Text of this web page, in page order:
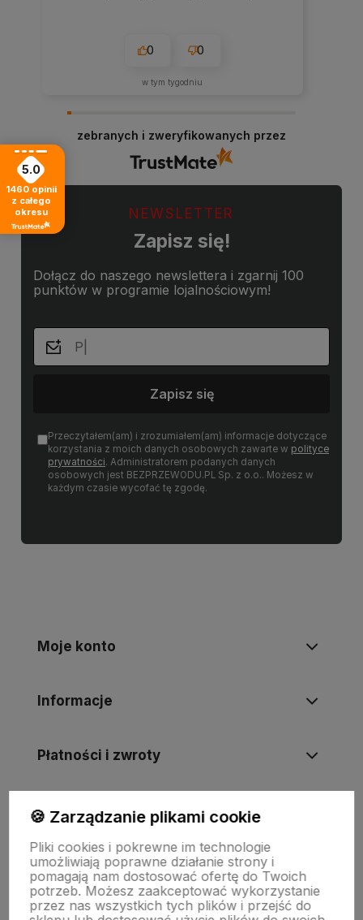
0 0
w tym tygodniu
zebranych i zweryfikowanych przez
NEWSLETTER
Zapisz się!
Dołącz do naszego newslettera i zgarnij 100
punktów w programie lojalnościowym!
Zapisz się
Przeczytałem(am) i zrozumiałem(am) informacje dotyczące
korzystania z moich danych osobowych zawarte w polityce
prywatności. Administratorem podanych danych
osobowych jest BEZPRZEWODU.PL Sp. z o.o.. Możesz w
każdym czasie wycofać tę zgodę.
Moje konto
Informacje
Płatności i zwroty
Wsparcie
O nas
5.0
1460 opinii
z całego
okresu
🍪 Zarządzanie plikami cookie
Pliki cookies i pokrewne im technologie
umożliwiają poprawne działanie strony i
pomagają nam dostosować ofertę do Twoich
potrzeb. Możesz zaakceptować wykorzystanie
przez nas wszystkich tych plików i przejść do